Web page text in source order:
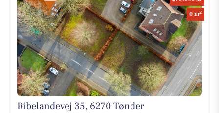
0 m2
Ribelandevej 35, 6270 Tønder